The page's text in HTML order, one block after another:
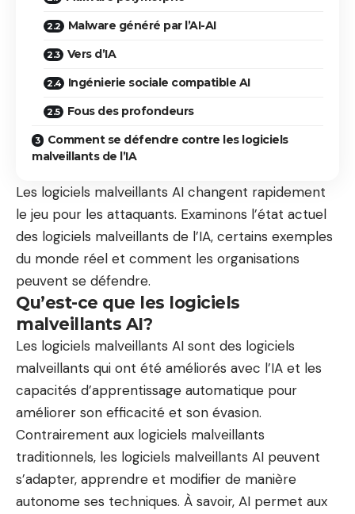
Malware généré par l’AI-AI
Vers d’IA
Ingénierie sociale compatible AI
Fous des profondeurs
Comment se défendre contre les logiciels
malveillants de l’IA
Les logiciels malveillants AI changent rapidement
le jeu pour les attaquants. Examinons l’état actuel
des logiciels malveillants de l’IA, certains exemples
du monde réel et comment les organisations
peuvent se défendre.
Qu’est-ce que les logiciels
malveillants AI?
Les logiciels malveillants AI sont des logiciels
malveillants qui ont été améliorés avec l’IA et les
capacités d’apprentissage automatique pour
améliorer son efficacité et son évasion.
Contrairement aux logiciels malveillants
traditionnels, les logiciels malveillants AI peuvent
s’adapter, apprendre et modifier de manière
autonome ses techniques. À savoir, AI permet aux